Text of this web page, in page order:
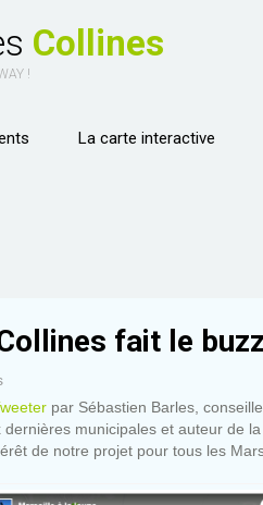
Collines
!
La carte interactive
fait le
par Sébastien Barles,
municipales et auteur de
de notre projet pour tous les